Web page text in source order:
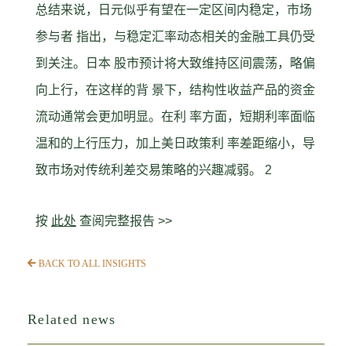
总结来说，日元似乎有望在一定区间内稳定，市场
参与者 指出，与稳定汇率动态相关的金融工具仍受
到关注。日本 股市预计将大致维持区间震荡，略偏
向上行，在这样的背 景下，结构性收益产品的资金
流动通常会更加明显。在利 率方面，短期利率面临
温和的上行压力，加上美日政策利 率差距缩小，导
致市场对传统利差交易策略的兴趣减弱。 2
按 此处 查阅完整报告 >>
BACK TO ALL INSIGHTS
Related news